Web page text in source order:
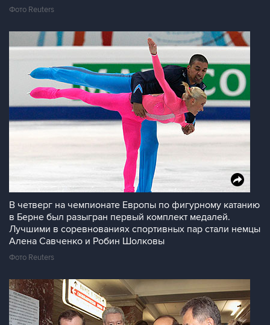
Фото Reuters
В четверг на чемпионате Европы по фигурному катанию
в Берне был разыгран первый комплект медалей.
Лучшими в соревнованиях спортивных пар стали немцы
Алена Савченко и Робин Шолковы
Фото Reuters